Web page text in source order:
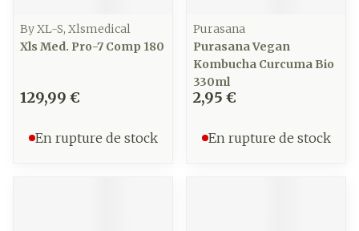
By XL-S, Xlsmedical
Xls Med. Pro-7 Comp 180
129,99 €
En rupture de stock
Purasana
Purasana Vegan
Kombucha Curcuma Bio
330ml
2,95 €
En rupture de stock